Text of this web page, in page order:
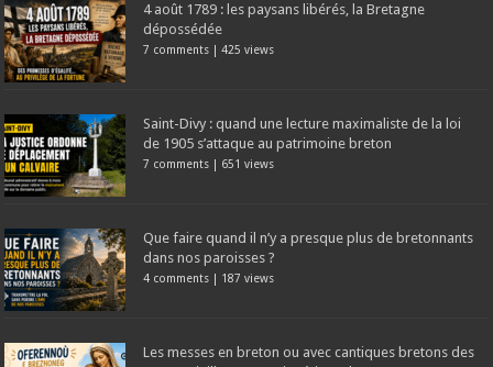
4 août 1789 : les paysans libérés, la Bretagne
dépossédée
7 comments |425 views
Saint-Divy : quand une lecture maximaliste de la loi
de 1905 s’attaque au patrimoine breton
7 comments 651 views
Que faire quand il n’y a presque plus de bretonnants
dans nos paroisses ?
4 comments 187 views
Les messes en breton ou avec cantiques bretons des